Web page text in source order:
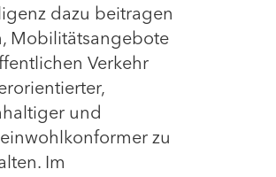
dazu beitragen
Mobilitätsangebote
Verkehr
und
zu
Im